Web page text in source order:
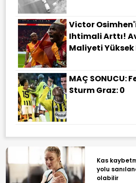
Victor
Ihtimali Arttı!
Maliyeti Yüksek
MAÇ SONUCU:
Sturm Graz: 0
Kas
yolu
olabilir